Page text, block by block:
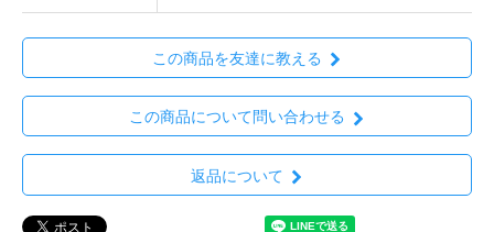
この商品を友達に教える
この商品について問い合わせる
返品について